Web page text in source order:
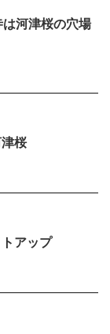
は河津桜の穴場
桜
アップ